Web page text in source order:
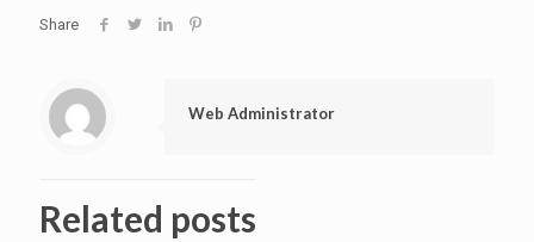
Share
Web Administrator
Related posts